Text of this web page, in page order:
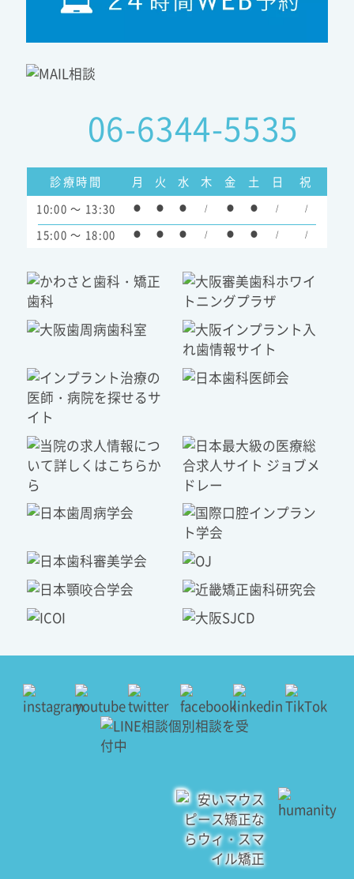
06-6344-5535
診療時間 月 火 水 木 金 土 日 祝
10:00 ～ 13:30 ● ● ● / ● ● / /
15:00 ～ 18:00 ● ● ● / ● ● / /